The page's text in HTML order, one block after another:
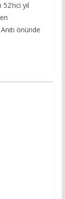
yıl
önünde